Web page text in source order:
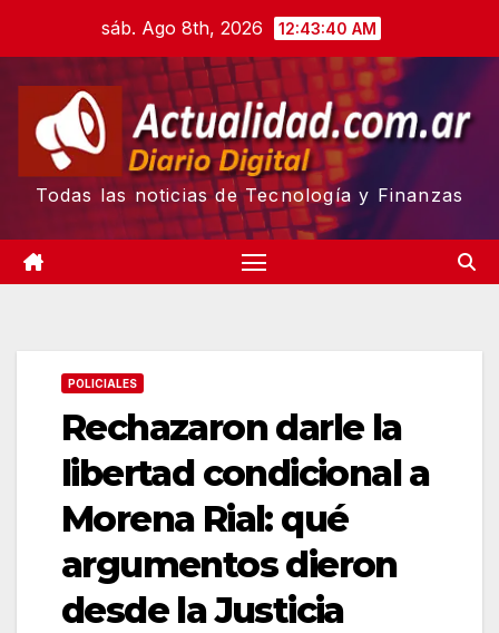
content
sáb. Ago 8th, 2026 12:43:41 AM
Todas las noticias de Tecnología y Finanzas
POLICIALES
Rechazaron darle la
libertad condicional a
Morena Rial: qué
argumentos dieron
desde la Justicia